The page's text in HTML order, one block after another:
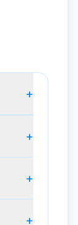
+
+
+
+